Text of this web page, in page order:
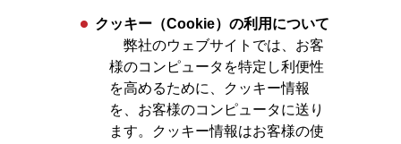
クッキー（Cookie）の利用について
弊社のウェブサイトでは、お客
様のコンピュータを特定し利便性
を高めるために、クッキー情報
を、お客様のコンピュータに送り
ます。クッキー情報はお客様の使